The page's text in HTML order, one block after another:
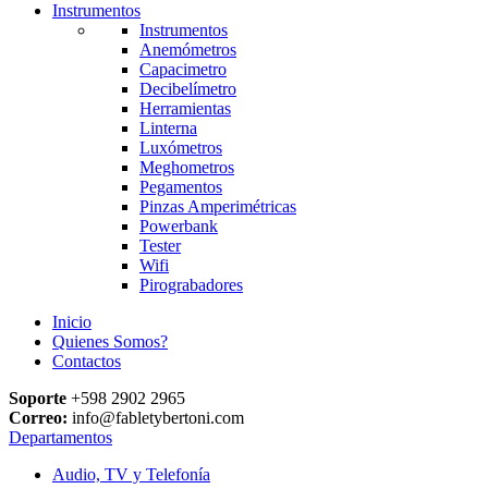
Instrumentos
Instrumentos
Anemómetros
Capacimetro
Decibelímetro
Herramientas
Linterna
Luxómetros
Meghometros
Pegamentos
Pinzas Amperimétricas
Powerbank
Tester
Wifi
Pirograbadores
Inicio
Quienes Somos?
Contactos
Soporte +598 2902 2965
Correo: info@fabletybertoni.com
Departamentos
Audio, TV y Telefonía